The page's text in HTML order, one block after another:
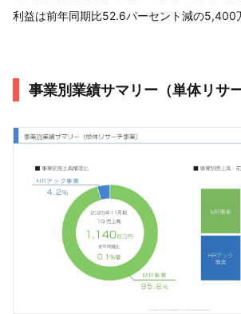
利益は前年同期比52.6パーセント減の5,400
事業別業績サマリー（単体リサ